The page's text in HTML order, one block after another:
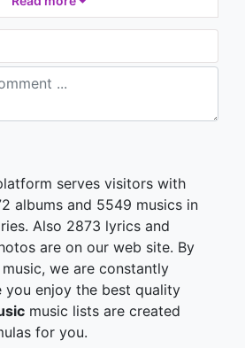
고 해
날의
해
음 스테이지
봤지 뭐만 하면 shot
씹었네
걸
we go
We don't run out
없이 Stay alive
변화와 타이밍
serves visitors with
albums and 5549 musics in
Also 2873 lyrics and
are on our web site. By
we are constantly
you enjoy the best quality
music lists are created
for you.